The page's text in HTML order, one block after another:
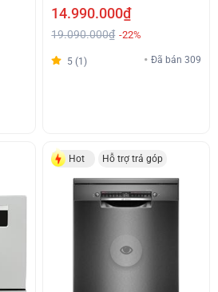
Lợi Giá Ưu Đãi
14.990.000₫
19.090.000₫ -22%
5 (1) Đã bán 309
Hot Hỗ trợ trả góp